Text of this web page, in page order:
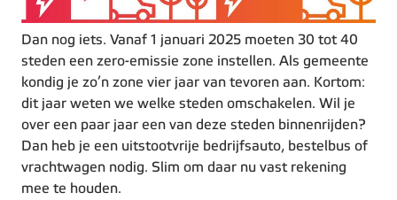
Dan nog iets. Vanaf 1 januari 2025 moeten 30 tot 40
steden een zero-emissie zone instellen. Als gemeente
kondig je zo’n zone vier jaar van tevoren aan. Kortom:
dit jaar weten we welke steden omschakelen. Wil je
over een paar jaar een van deze steden binnenrijden?
Dan heb je een uitstootvrije bedrijfsauto, bestelbus of
vrachtwagen nodig. Slim om daar nu vast rekening
mee te houden.